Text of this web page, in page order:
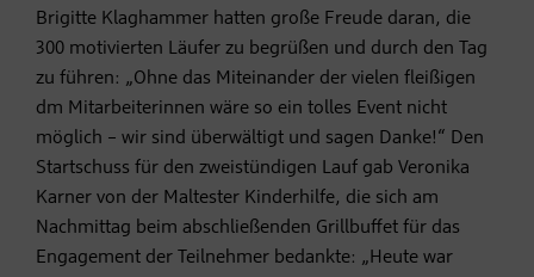
Brigitte Klaghammer hatten große Freude daran, die
300 motivierten Läufer zu begrüßen und durch den Tag
zu führen: „Ohne das Miteinander der vielen fleißigen
dm Mitarbeiterinnen wäre so ein tolles Event nicht
möglich – wir sind überwältigt und sagen Danke!“ Den
Startschuss für den zweistündigen Lauf gab Veronika
Karner von der Maltester Kinderhilfe, die sich am
Nachmittag beim abschließenden Grillbuffet für das
Engagement der Teilnehmer bedankte: „Heute war